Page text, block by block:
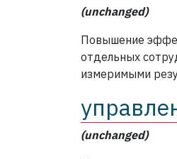
(unchanged)
Повышение
отдельных
измеримыми
(unchanged)